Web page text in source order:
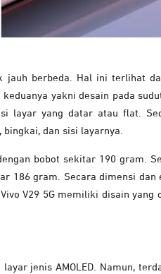
jauh berbeda. Hal ini terlihat
keduanya yakni desain pada
layar yang datar atau flat.
dan sisi layarnya.
bobot sekitar 190 gram.
186 gram. Secara dimensi dan
V29 5G memiliki disain yang
jenis AMOLED. Namun,